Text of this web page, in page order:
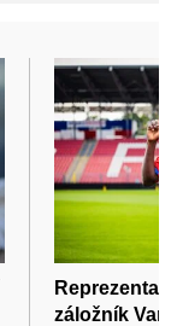
záložník